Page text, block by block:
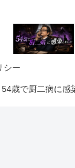
シー
歳で厨二病に感